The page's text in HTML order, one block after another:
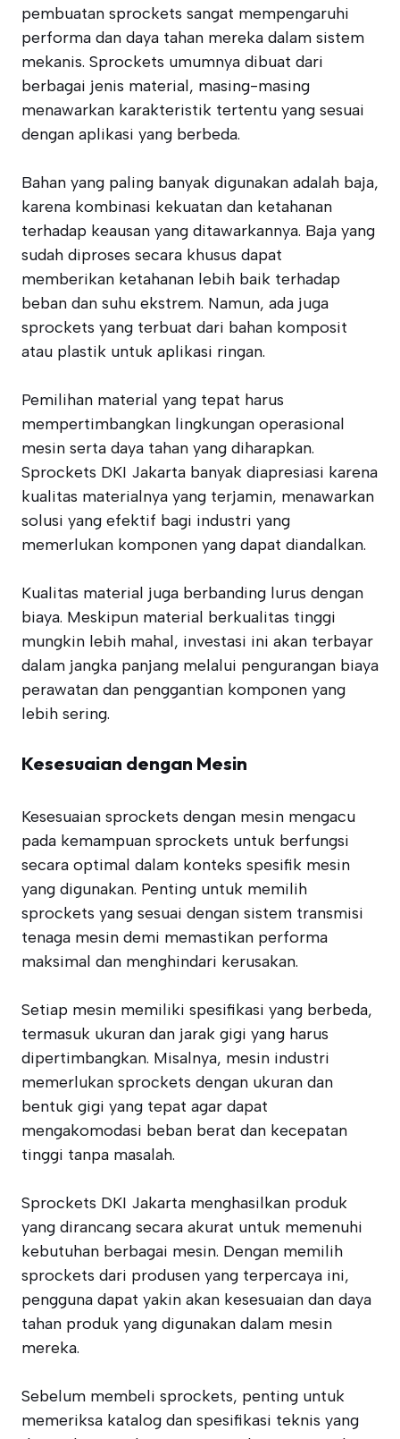
pembuatan sprockets sangat mempengaruhi
performa dan daya tahan mereka dalam sistem
mekanis. Sprockets umumnya dibuat dari
berbagai jenis material, masing-masing
menawarkan karakteristik tertentu yang sesuai
dengan aplikasi yang berbeda.
Bahan yang paling banyak digunakan adalah baja,
karena kombinasi kekuatan dan ketahanan
terhadap keausan yang ditawarkannya. Baja yang
sudah diproses secara khusus dapat
memberikan ketahanan lebih baik terhadap
beban dan suhu ekstrem. Namun, ada juga
sprockets yang terbuat dari bahan komposit
atau plastik untuk aplikasi ringan.
Pemilihan material yang tepat harus
mempertimbangkan lingkungan operasional
mesin serta daya tahan yang diharapkan.
Sprockets DKI Jakarta banyak diapresiasi karena
kualitas materialnya yang terjamin, menawarkan
solusi yang efektif bagi industri yang
memerlukan komponen yang dapat diandalkan.
Kualitas material juga berbanding lurus dengan
biaya. Meskipun material berkualitas tinggi
mungkin lebih mahal, investasi ini akan terbayar
dalam jangka panjang melalui pengurangan biaya
perawatan dan penggantian komponen yang
lebih sering.
Kesesuaian dengan Mesin
Kesesuaian sprockets dengan mesin mengacu
pada kemampuan sprockets untuk berfungsi
secara optimal dalam konteks spesifik mesin
yang digunakan. Penting untuk memilih
sprockets yang sesuai dengan sistem transmisi
tenaga mesin demi memastikan performa
maksimal dan menghindari kerusakan.
Setiap mesin memiliki spesifikasi yang berbeda,
termasuk ukuran dan jarak gigi yang harus
dipertimbangkan. Misalnya, mesin industri
memerlukan sprockets dengan ukuran dan
bentuk gigi yang tepat agar dapat
mengakomodasi beban berat dan kecepatan
tinggi tanpa masalah.
Sprockets DKI Jakarta menghasilkan produk
yang dirancang secara akurat untuk memenuhi
kebutuhan berbagai mesin. Dengan memilih
sprockets dari produsen yang terpercaya ini,
pengguna dapat yakin akan kesesuaian dan daya
tahan produk yang digunakan dalam mesin
mereka.
Sebelum membeli sprockets, penting untuk
memeriksa katalog dan spesifikasi teknis yang